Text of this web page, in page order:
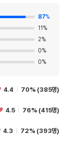
87%
11 %
2%
0%
0%
4.4 70% (385명)
4.5 76% (415명)
4.3 72% (393명)